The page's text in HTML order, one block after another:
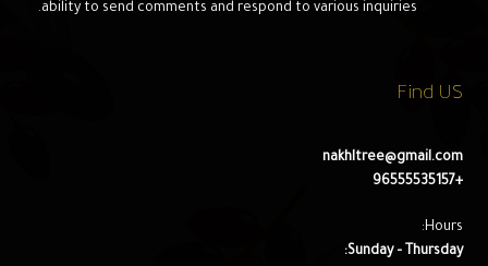
ability to send comments and respond to various inquiries.
Find US
nakhltree@gmail.com
+96555535157
Hours:
Sunday – Thursday: